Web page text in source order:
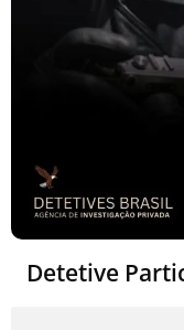
Detetive